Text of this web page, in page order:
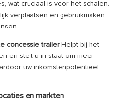
wat cruciaal is voor het schalen.
verplaatsen en gebruikmaken
concessie trailer Helpt bij het
en stelt u in staat om meer
uw inkomstenpotentieel
en markten